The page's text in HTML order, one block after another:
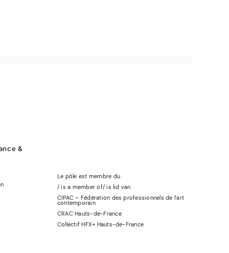
&
Le pôle est membre du
/ is a member of/is lid van
CIPAC – Fédération des professionnels de l’art
contemporain
CRAC Hauts-de-France
Collectif HFX+ Hauts-de-France